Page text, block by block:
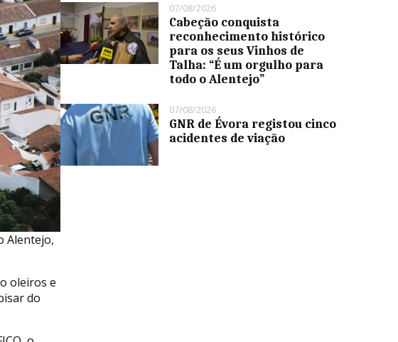
Alentejo,
oleiros e
do
07/08/2026
Cabeção conquista
reconhecimento histórico
para os seus Vinhos de
Talha: “É um orgulho para
todo o Alentejo”
07/08/2026
GNR de Évora registou cinco
acidentes de viação